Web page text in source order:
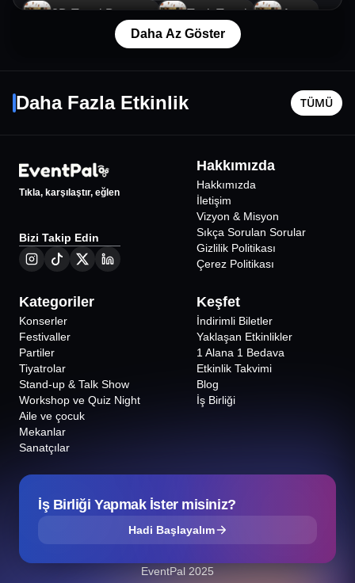
3D Tuval Boyama Taşlı Tuval Ayna
3D Dekoratif Kase Tasarım
Daha Az Göster
Daha Fazla Etkinlik TÜMÜ
İzmir•Rene Lokal
13
İzmir•
Tıkla, karşılaştır, eğlen
Bizi Takip Edin
Hakkımızda
Hakkımızda
İletişim
Vizyon & Misyon
Sıkça Sorulan Sorular
Gizlilik Politikası
Çerez Politikası
Kategoriler
Konserler
Festivaller
Partiler
Tiyatrolar
Stand-up & Talk Show
Workshop ve Quiz Night
Aile ve çocuk
Mekanlar
Sanatçılar
Keşfet
İndirimli Biletler
Yaklaşan Etkinlikler
1 Alana 1 Bedava
Etkinlik Takvimi
Blog
İş Birliği
İş Birliği Yapmak İster misiniz?
Hadi Başlayalım
EventPal 2025